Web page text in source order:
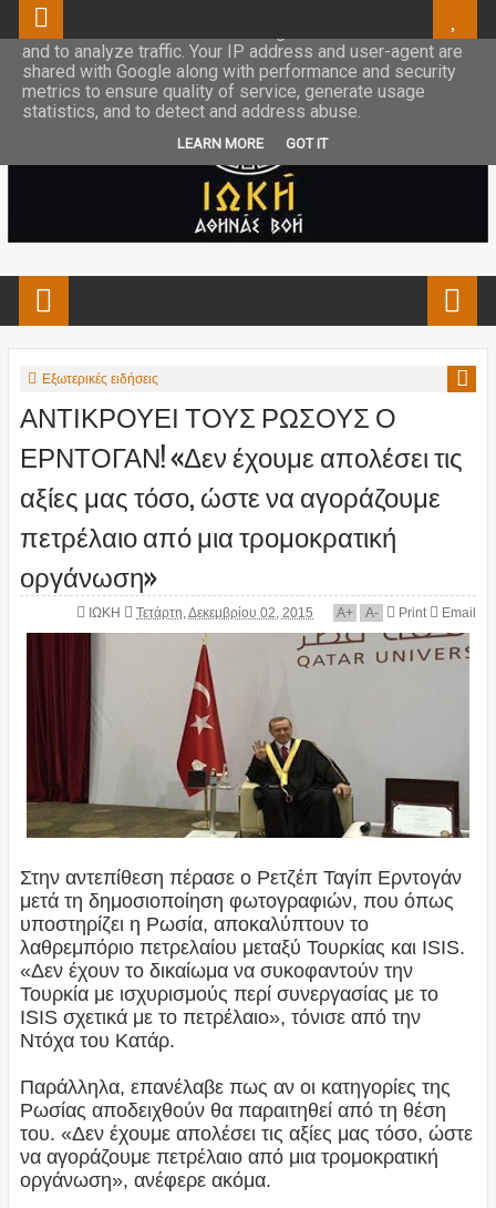
Εξωτερικές ειδήσεις
ΑΝΤΙΚΡΟΥΕΙ ΤΟΥΣ ΡΩΣΟΥΣ Ο
ΕΡΝΤΟΓΑΝ! «Δεν έχουμε απολέσει τις
αξίες μας τόσο, ώστε να αγοράζουμε
πετρέλαιο από μια τρομοκρατική
οργάνωση»
ΙΩΚΗ Τετάρτη, Δεκεμβρίου 02, 2015 A+ A- Print Email
Στην αντεπίθεση πέρασε ο Ρετζέπ Ταγίπ Ερντογάν
μετά τη δημοσιοποίηση φωτογραφιών, που όπως
υποστηρίζει η Ρωσία, αποκαλύπτουν το
λαθρεμπόριο πετρελαίου μεταξύ Τουρκίας και ISIS.
«Δεν έχουν το δικαίωμα να συκοφαντούν την
Τουρκία με ισχυρισμούς περί συνεργασίας με τo
ISIS σχετικά με το πετρέλαιο», τόνισε από την
Ντόχα του Κατάρ.
Παράλληλα, επανέλαβε πως αν οι κατηγορίες της
Ρωσίας αποδειχθούν θα παραιτηθεί από τη θέση
του. «Δεν έχουμε απολέσει τις αξίες μας τόσο, ώστε
να αγοράζουμε πετρέλαιο από μια τρομοκρατική
οργάνωση», ανέφερε ακόμα.
This site uses cookies from Google to deliver its services
and to analyze traffic. Your IP address and user-agent are
shared with Google along with performance and security
metrics to ensure quality of service, generate usage
statistics, and to detect and address abuse.
LEARN MORE GOT IT